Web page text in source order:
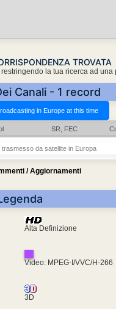
TROVATA
la tua ricerca ad
Canali - 1 record
SR, FEC
da satellite in Europa
/ Aggiornamenti
Alta Definizione
Video: MPEG-I/VVC/H-266
3D